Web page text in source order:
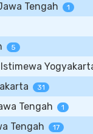
Tengah 1
5
31
Tengah 1
Tengah 17